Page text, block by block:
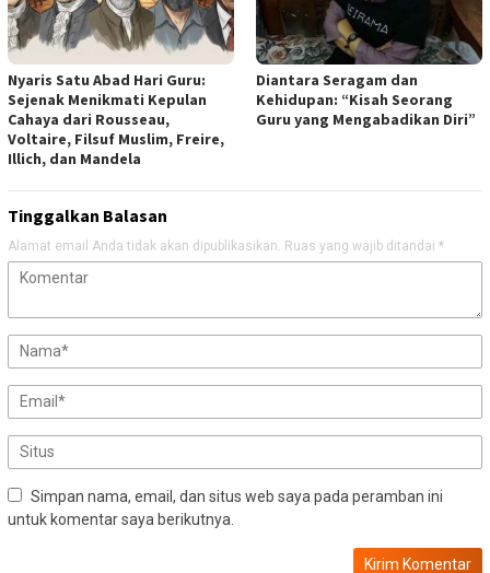
Nyaris Satu Abad Hari Guru:
Sejenak Menikmati Kepulan
Cahaya dari Rousseau,
Voltaire, Filsuf Muslim, Freire,
Illich, dan Mandela
Diantara Seragam dan
Kehidupan: “Kisah Seorang
Guru yang Mengabadikan Diri”
Tinggalkan Balasan
Alamat email Anda tidak akan dipublikasikan. Ruas yang wajib ditandai *
Simpan nama, email, dan situs web saya pada peramban ini
untuk komentar saya berikutnya.